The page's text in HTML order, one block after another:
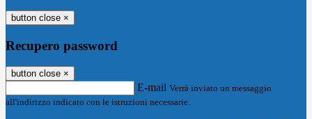
button close ×
Recupero password
button close ×
E-mail Verrà inviato un messaggio
all'indirizzo indicato con le istruzioni necessarie.